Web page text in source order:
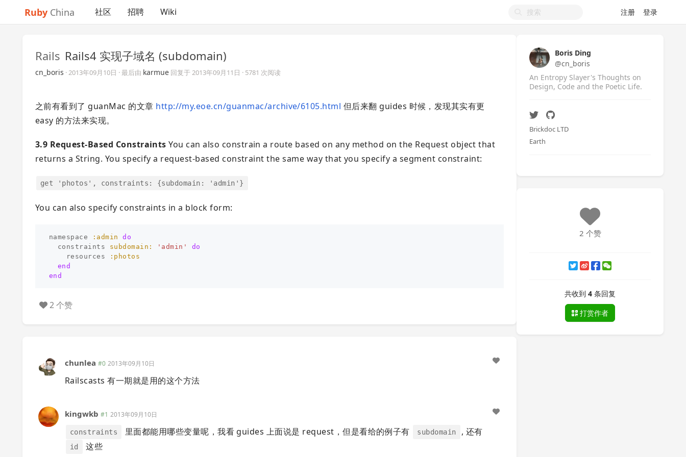
Ruby China 社区 招聘 Wiki 注册 登录
Rails Rails4 实现子域名 (subdomain)
cn_boris ·2013年09月10日 · 最后由 karmue 回复于2013年09月11日 · 5781 次阅读
之前有看到了 guanMac 的文章 http://my.eoe.cn/guanmac/archive/6105.html 但后来翻 guides 时候，发现其实有更
easy 的方法来实现。
3.9 Request-Based Constraints You can also constrain a route based on any method on the Request object that
returns a String. You specify a request-based constraint the same way that you specify a segment constraint:
get 'photos', constraints: {subdomain: 'admin'}
You can also specify constraints in a block form:
namespace :admin
do
constraints
subdomain: 'admin'
do
resources
:photos
end
end
2 个赞
chunlea #0 2013年09月10日
Railscasts 有一期就是用的这个方法
kingwkb #1 2013年09月10日
constraints 里面都能用哪些变量呢，我看 guides 上面说是 request，但是看给的例子有 subdomain , 还有
id 这些
Boris Ding
@cn_boris
An Entropy Slayer's Thoughts on
Design, Code and the Poetic Life.
Brickdoc LTD
Earth
2 个赞
共收到 4 条回复
打赏作者